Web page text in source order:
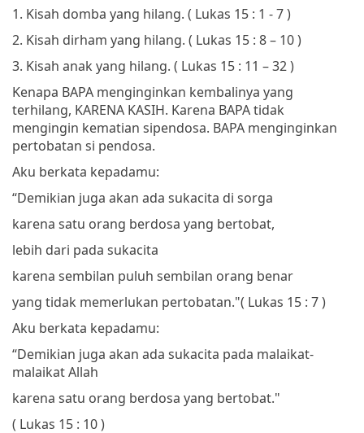
1. Kisah domba yang hilang. ( Lukas 15 : 1 - 7 )
2. Kisah dirham yang hilang. ( Lukas 15 : 8 – 10 )
3. Kisah anak yang hilang. ( Lukas 15 : 11 – 32 )
Kenapa BAPA menginginkan kembalinya yang
terhilang, KARENA KASIH. Karena BAPA tidak
mengingin kematian sipendosa. BAPA menginginkan
pertobatan si pendosa.
Aku berkata kepadamu:
“Demikian juga akan ada sukacita di sorga
karena satu orang berdosa yang bertobat,
lebih dari pada sukacita
karena sembilan puluh sembilan orang benar
yang tidak memerlukan pertobatan."( Lukas 15 : 7 )
Aku berkata kepadamu:
“Demikian juga akan ada sukacita pada malaikat-
malaikat Allah
karena satu orang berdosa yang bertobat."
( Lukas 15 : 10 )